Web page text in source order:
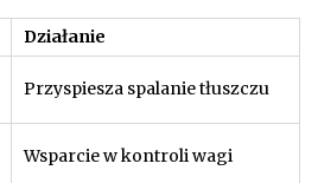
Działanie
Przyspiesza spalanie tłuszczu
Wsparcie w kontroli wagi